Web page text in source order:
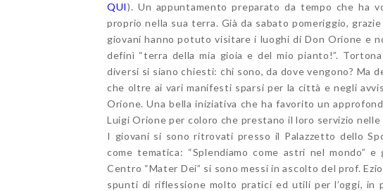
QUI). Un appuntamento preparato da tempo che ha
proprio nella sua terra. Già da sabato pomeriggio,
giovani hanno potuto visitare i luoghi di Don Orione e
definì “terra della mia gioia e del mio pianto!”.
diversi si siano chiesti: chi sono, da dove vengono? Ma
che oltre ai vari manifesti sparsi per la città e negli
Orione. Una bella iniziativa che ha favorito un
Luigi Orione per coloro che prestano il loro servizio
I giovani si sono ritrovati presso il Palazzetto dello
come tematica: “Splendiamo come astri nel mondo”
Centro “Mater Dei” si sono messi in ascolto del prof.
spunti di riflessione molto pratici ed utili per l’oggi,